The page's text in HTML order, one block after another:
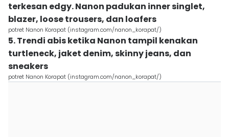
terkesan edgy. Nanon padukan inner singlet,
blazer, loose trousers, dan loafers
potret Nanon Korapat (instagram.com/nanon_korapat/)
5. Trendi abis ketika Nanon tampil kenakan
turtleneck, jaket denim, skinny jeans, dan
sneakers
potret Nanon Korapat (instagram.com/nanon_korapat/)